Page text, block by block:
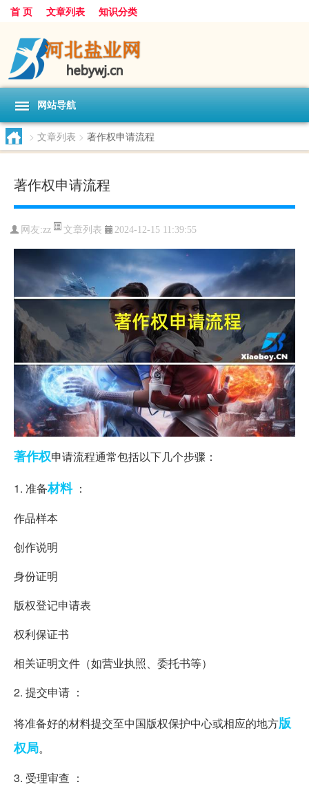
首 页 文章列表 知识分类
网站导航
> 文章列表 > 著作权申请流程
著作权申请流程
网友:zz 文章列表 2024-12-15 11:39:55
著作权申请流程通常包括以下几个步骤：
1. 准备材料：
作品样本
创作说明
身份证明
版权登记申请表
权利保证书
相关证明文件（如营业执照、委托书等）
2. 提交申请 ：
将准备好的材料提交至中国版权保护中心或相应的地方版
权局。
3. 受理审查 ：